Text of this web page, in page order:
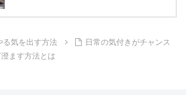
る気を出す方法
日常の気付きがチャンス
ます方法とは